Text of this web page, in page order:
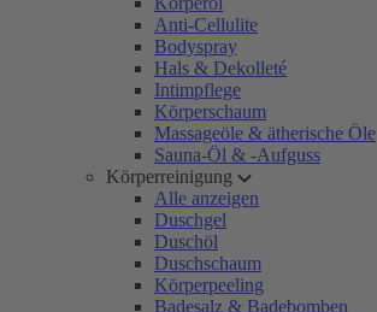
Anti-Cellulite
Bodyspray
Hals & Dekolleté
Intimpflege
Körperschaum
Massageöle & ätherische Öle
Sauna-Öl & -Aufguss
Körperreinigung
Alle anzeigen
Duschgel
Duschöl
Duschschaum
Körperpeeling
Badesalz & Badebomben